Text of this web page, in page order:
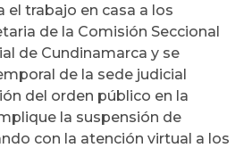
el trabajo en casa a los
de la Comisión Seccional
de Cundinamarca y se
de la sede judicial
del orden público en la
la suspensión de
con la atención virtual a los